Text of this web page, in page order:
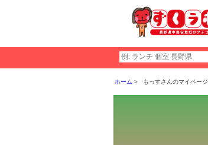
ホーム もっすさんのマイページ